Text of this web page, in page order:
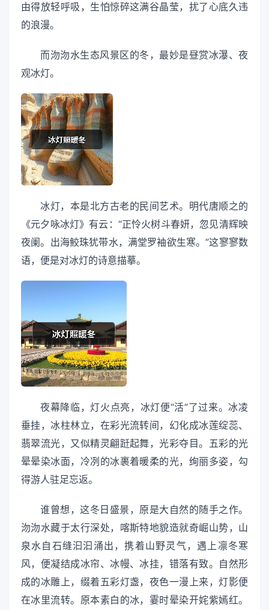
由得放轻呼吸，生怕惊碎这满谷晶莹，扰了心底久违
的浪漫。
而沕沕水生态风景区的冬，最妙是昼赏冰瀑、夜
观冰灯。
冰灯，本是北方古老的民间艺术。明代唐顺之的
《元夕咏冰灯》有云：“正怜火树斗春妍，忽见清辉映
夜阑。出海鲛珠犹带水，满堂罗袖欲生寒。”这寥寥数
语，便是对冰灯的诗意描摹。
夜幕降临，灯火点亮，冰灯便“活”了过来。冰凌
垂挂，冰柱林立，在彩光流转间，幻化成冰莲绽蕊、
翡翠流光，又似精灵翩跹起舞，光彩夺目。五彩的光
晕晕染冰面，冷冽的冰裹着暖柔的光，绚丽多姿，勾
得游人驻足忘返。
谁曾想，这冬日盛景，原是大自然的随手之作。
沕沕水藏于太行深处，喀斯特地貌造就奇崛山势，山
泉水自石缝汩汩涌出，携着山野灵气，遇上凛冬寒
风，便凝结成冰帘、冰幔、冰挂，错落有致。自然形
成的冰雕上，缀着五彩灯盏，夜色一漫上来，灯影便
在冰里流转。原本素白的冰，霎时晕染开姹紫嫣红。